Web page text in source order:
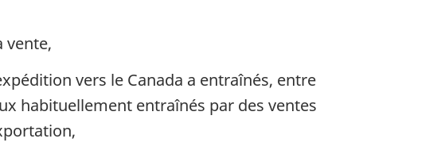
vente,
vers le Canada a entraînés, entre
habituellement entraînés par des ventes